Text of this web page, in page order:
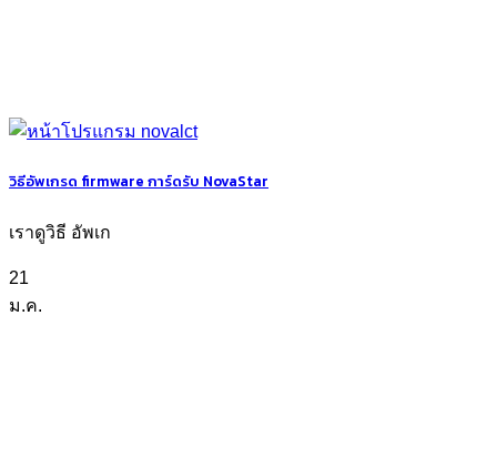
วิธีอัพเกรด firmware การ์ดรับ NovaStar
เราดูวิธี อัพเก
21
ม.ค.